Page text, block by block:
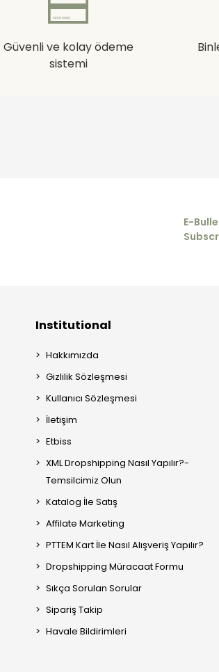
Güvenli ve kolay ödeme
sistemi
E-
Institutional
Hakkımızda
Gizlilik Sözleşmesi
Kullanıcı Sözleşmesi
İletişim
Etbiss
XML Dropshipping Nasıl Yapılır?-
Temsilcimiz Olun
Katalog İle Satış
Affilate Marketing
PTTEM Kart İle Nasıl Alışveriş Yapılır?
Dropshipping Müracaat Formu
Sıkça Sorulan Sorular
Sipariş Takip
Havale Bildirimleri